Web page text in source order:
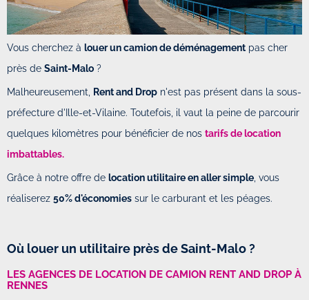
Vous cherchez à louer un camion de déménagement pas cher
près de Saint-Malo ?
Malheureusement, Rent and Drop n'est pas présent dans la sous-
préfecture d'Ille-et-Vilaine. Toutefois, il vaut la peine de parcourir
quelques kilomètres pour bénéficier de nos tarifs de location
imbattables.
Grâce à notre offre de location utilitaire en aller simple , vous
réaliserez 50% d'économies sur le carburant et les péages.
Où louer un utilitaire près de Saint-Malo ?
LES AGENCES DE LOCATION DE CAMION RENT AND DROP À
RENNES